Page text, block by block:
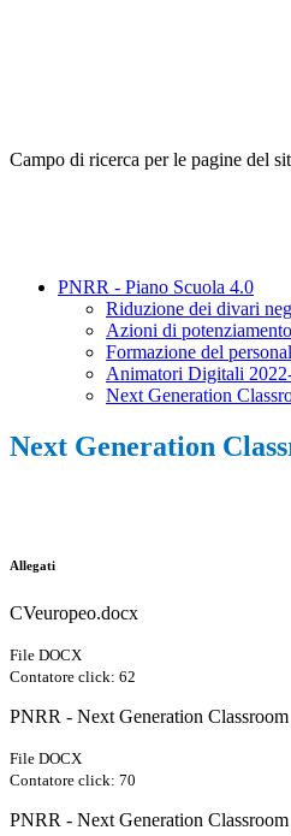
Campo di ricerca per le pagine del
PNRR - Piano Scuola 4.0
Riduzione dei divari
Azioni di
Formazione del
Animatori Digitali
Next Generation
Next Generation
Allegati
CVeuropeo.docx
File DOCX
Contatore click: 62
PNRR - Next Generation
File DOCX
Contatore click: 70
PNRR - Next Generation